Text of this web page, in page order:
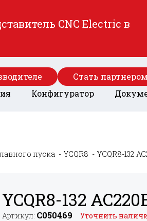
CNC Electric в
Стать партнером
Конфигуратор
пуска YCQR8 YCQR8-132
YCQR8-132
Артикул: C050469 Уточнить